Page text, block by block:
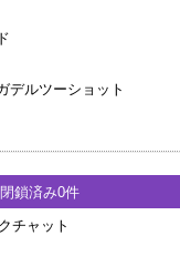
デルツーショット
鎖済み0件
チャット